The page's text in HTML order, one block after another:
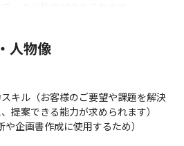
ーザーとの直取引営業
お客様の出稿ニーズを満たす仕事で
フォローが求められます。
ニケーションツールはSlackです
人物像
キル（お客様のご要望や課題を解決
提案できる能力が求められます）
企画書作成に使用するため）